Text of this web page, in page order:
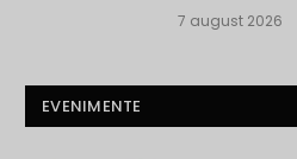
7 august 2026
EVENIMENTE